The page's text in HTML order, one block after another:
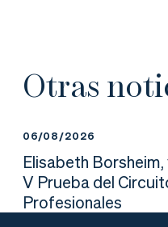
Otras
06/08/2026
Elisabeth
V Prueba del
Profesionales